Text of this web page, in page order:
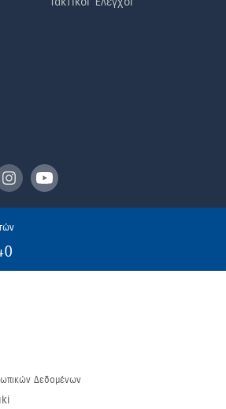
Δεδομένων